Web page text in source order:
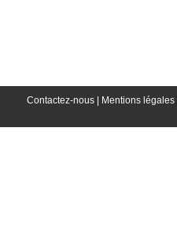
Contactez-nous | Mentions légales |